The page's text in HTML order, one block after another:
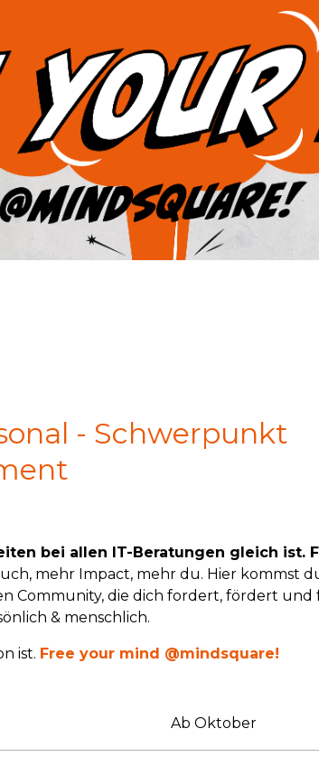
- Schwerpunkt
bei allen IT-Beratungen gleich ist.
mehr Impact, mehr du. Hier kommst
Community, die dich fordert, fördert und
& menschlich.
ist. Free your mind @mindsquare!
Ab Oktober